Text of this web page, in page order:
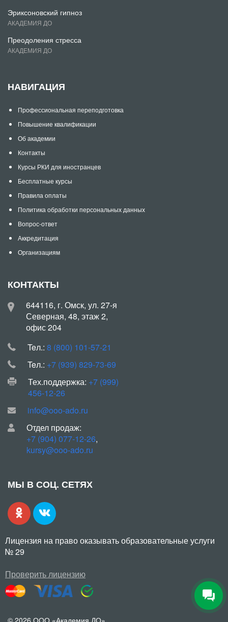
Эриксоновский гипноз
АКАДЕМИЯ ДО
Преодоления стресса
АКАДЕМИЯ ДО
НАВИГАЦИЯ
Профессиональная переподготовка
Повышение квалификации
Об академии
Контакты
Курсы РКИ для иностранцев
Бесплатные курсы
Правила оплаты
Политика обработки персональных данных
Вопрос-ответ
Аккредитация
Организациям
КОНТАКТЫ
644116, г. Омск, ул. 27-я
Северная, 48, этаж 2,
офис 204
Teл.: 8 (800) 101-57-21
Teл.: +7 (939) 829-73-69
Тех.поддержка: +7 (999)
456-12-26
info@ooo-ado.ru
Отдел продаж:
+7 (904) 077-12-26,
kursy@ooo-ado.ru
МЫ В СОЦ. СЕТЯХ
Лицензия на право оказывать образовательные услуги
№ 29
Проверить лицензию